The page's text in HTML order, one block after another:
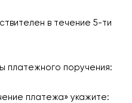
в течение 5-ти
поручения:
платежа» укажите: